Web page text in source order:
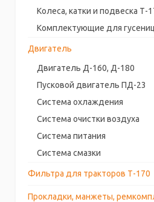
Колеса, катки и подвеска Т-
Комплектующие для
Двигатель
Двигатель Д-160, Д-180
Пусковой двигатель ПД-23
Система охлаждения
Система очистки воздуха
Система питания
Система смазки
Фильтра для тракторов Т-170
Прокладки, манжеты,